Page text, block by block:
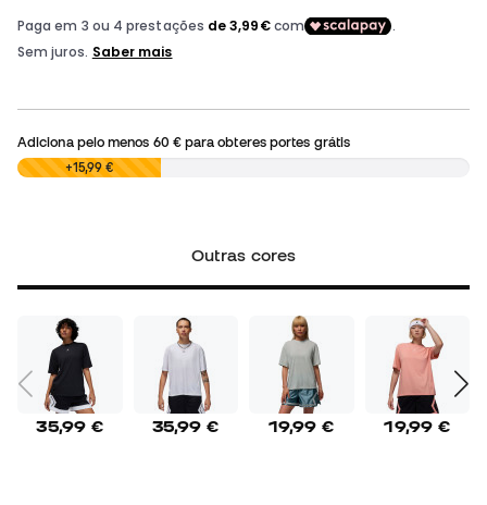
Adiciona pelo menos 60 €para obteres portes grátis
0,00 € +15,99 €
Outras cores
35,99 € 35,99 € 19,99 € 19,99 €